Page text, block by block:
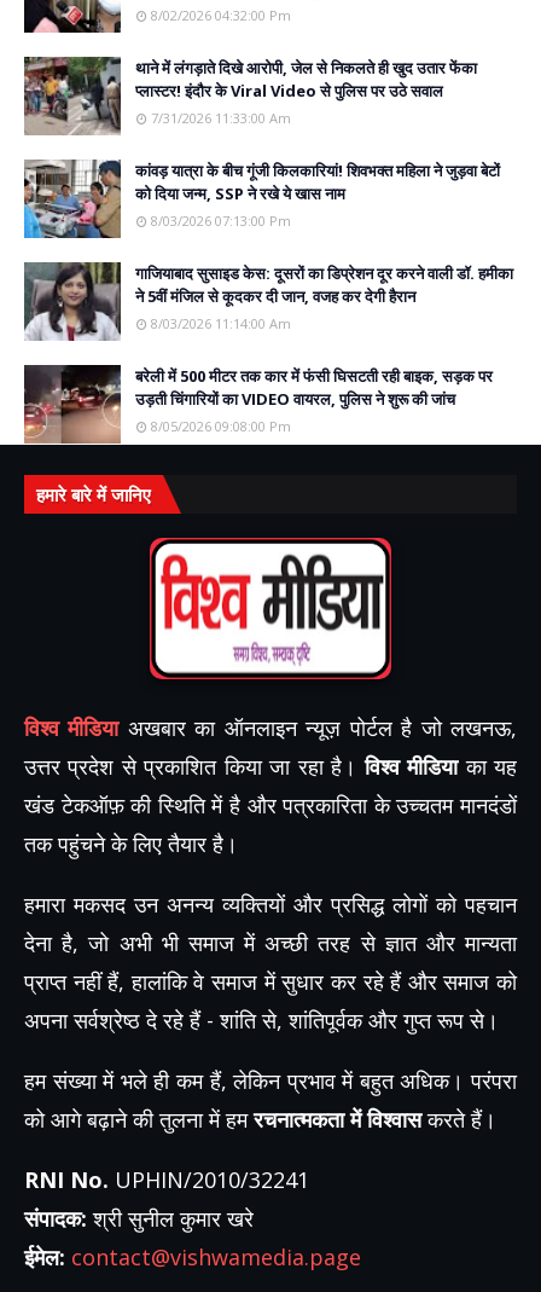
8/02/2026 04:32:00 Pm
थाने में लंगड़ाते दिखे आरोपी, जेल से निकलते ही खुद उतार फेंका
प्लास्टर! इंदौर के Viral Video से पुलिस पर उठे सवाल
7/31/2026 11:33:00 Am
कांवड़ यात्रा के बीच गूंजी किलकारियां! शिवभक्त महिला ने जुड़वा बेटों
को दिया जन्म, SSP ने रखे ये खास नाम
8/03/2026 07:13:00 Pm
गाजियाबाद सुसाइड केस: दूसरों का डिप्रेशन दूर करने वाली डॉ. हमीका
ने 5वीं मंजिल से कूदकर दी जान, वजह कर देगी हैरान
8/03/2026 11:14:00 Am
बरेली में 500 मीटर तक कार में फंसी घिसटती रही बाइक, सड़क पर
उड़ती चिंगारियों का VIDEO वायरल, पुलिस ने शुरू की जांच
8/05/2026 09:08:00 Pm
हमारे बारे में जानिए
विश्व मीडियाअखबार का ऑनलाइन न्यूज़ पोर्टल है जो लखनऊ,
उत्तर प्रदेश से प्रकाशित किया जा रहा है।विश्व मीडियाका यह
खंड टेकऑफ़ की स्थिति में है और पत्रकारिता के उच्चतम मानदंडों
तक पहुंचने के लिए तैयार है।
हमारा मकसद उन अनन्य व्यक्तियों और प्रसिद्ध लोगों को पहचान
देना है, जो अभी भी समाज में अच्छी तरह से ज्ञात और मान्यता
प्राप्त नहीं हैं, हालांकि वे समाज में सुधार कर रहे हैं और समाज को
अपना सर्वश्रेष्ठ दे रहे हैं - शांति से, शांतिपूर्वक और गुप्त रूप से।
हम संख्या में भले ही कम हैं, लेकिन प्रभाव में बहुत अधिक। परंपरा
को आगे बढ़ाने की तुलना में हमरचनात्मकता में विश्वासकरते हैं।
RNI No. UPHIN/2010/32241
संपादक: श्री सुनील कुमार खरे
ईमेल: contact@vishwamedia.page